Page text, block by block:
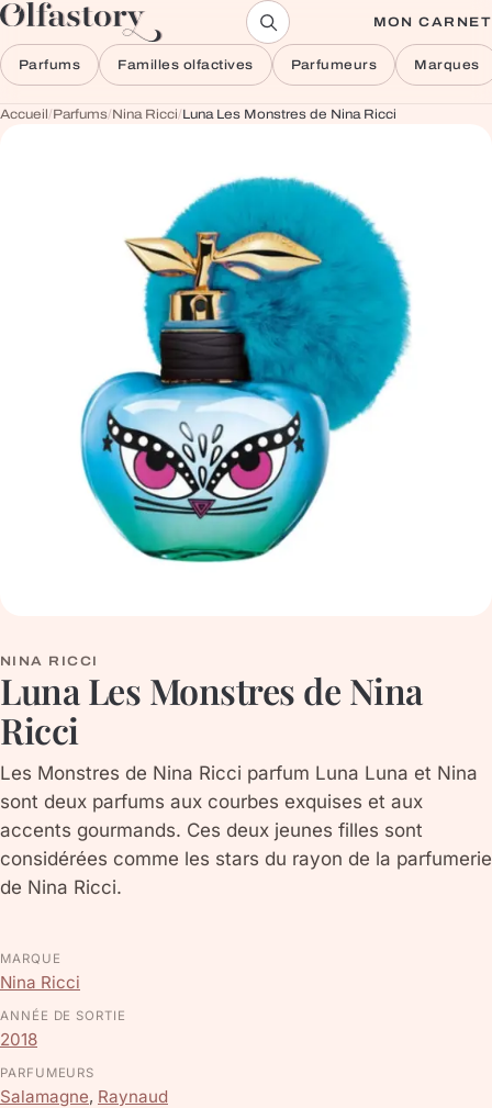
Aller au contenu MON CARNET
Parfums Familles olfactives Parfumeurs Marques
Accueil/Parfums/Nina Ricci/Luna Les Monstres de Nina Ricci
NINA RICCI
Luna Les Monstres de Nina
Ricci
Les Monstres de Nina Ricci parfum Luna Luna et Nina
sont deux parfums aux courbes exquises et aux
accents gourmands. Ces deux jeunes filles sont
considérées comme les stars du rayon de la parfumerie
de Nina Ricci.
MARQUE
Nina Ricci
ANNÉE DE SORTIE
2018
PARFUMEURS
Salamagne, Raynaud